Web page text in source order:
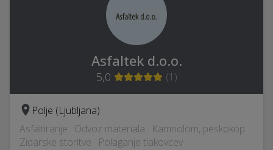
Asfaltek d.o.o.
5,0 (1 )
Polje (Ljubljana)
Asfaltiranje · Odvoz materiala · Kamnolom, peskokop ·
Zidarske storitve · Polaganje tlakovcev